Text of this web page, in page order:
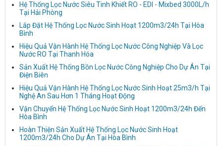
Hệ Thống Lọc Nước Siêu Tinh Khiết RO - EDI - Mixbed 3000L/h
Tại Hải Phòng
Lắp Đặt Hệ Thống Lọc Nước Sinh Hoạt 1200m3/24h Tại Hòa
Bình
Hiệu Quả Vận Hành Hệ Thống Lọc Nước Công Nghiệp Và Lọc
Nước RO Tại Thanh Hóa
Sản Xuất Hệ Thống Bồn Lọc Nước Công Nghiệp Cho Dự Án Tại
Điện Biên
Hiệu Quả Vận Hành Hệ Thống Lọc Nước Sinh Hoạt 25m3/h Tại
Nghệ An Sau Hơn 1 Tháng Hoạt Động
Vận Chuyển Hệ Thống Lọc Nước Sinh Hoạt 1200m3/24h Đến
Hòa Bình
Hoàn Thiện Sản Xuất Hệ Thống Lọc Nước Sinh Hoạt
1200m3/24h Cho Dự Án Tại Hòa Bình